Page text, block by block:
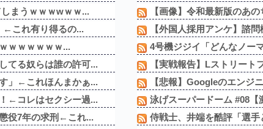
まうｗｗｗwｗｗ...
←これ有り得るの...
ｗｗｗｗｗｗ...
てる奴らは誰の許可...
」←これほんまかぁ...
←コレはセクシー過...
役7年の求刑←これ...
【画像】令和最新版のあ
【外国人採用アンケ】諮
4号機ジジイ「どんなノー
【実戦報告】Lストリー
【悲報】Googleのエンジ
泳げスーパードーム #08
侍戦士、井端を酷評「選